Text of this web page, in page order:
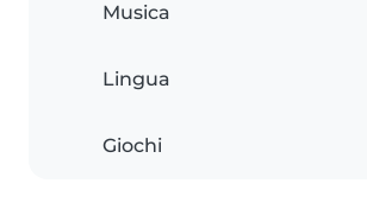
Musica
Lingua
Giochi